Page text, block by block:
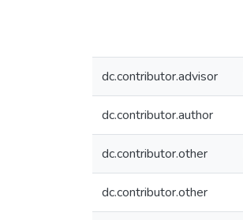
dc.contributor.advisor
dc.contributor.author
dc.contributor.other
dc.contributor.other